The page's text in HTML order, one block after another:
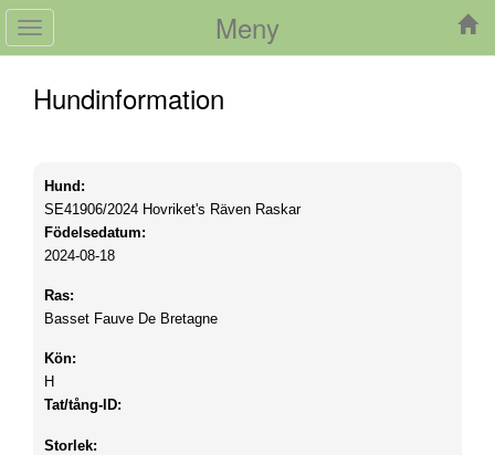
Meny
Toggle
navigation
Hundinformation
Hund:
SE41906/2024 Hovriket's Räven Raskar
Födelsedatum:
2024-08-18
Ras:
Basset Fauve De Bretagne
Kön:
H
Tat/tång-ID:
Storlek: